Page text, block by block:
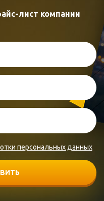
лист компании
персональных данных